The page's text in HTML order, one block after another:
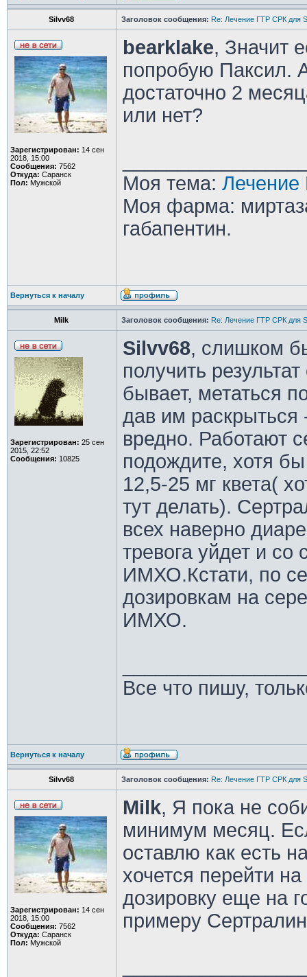
Silvv68 Заголовок сообщения: Re: Лечение ГТР СРК для
Зарегистрирован: 14 сен
2018, 15:00
Сообщения: 7562
Откуда: Саранск
Пол: Мужской
bearklake, Значит
попробую Паксил.
достаточно 2
или нет?
Моя тема:
Моя фарма:
габапентин.
Вернуться к началу
Milk Заголовок сообщения: Re: Лечение ГТР СРК для
Зарегистрирован: 25 сен
2015, 22:52
Сообщения: 10825
Silvv68, слишком
получить
бывает, метаться
дав им раскрыться
вредно. Работают
подождите, хотя
12,5-25 мг квета(
тут делать).
всех наверно
тревога уйдет и со
ИМХО.Кстати, по
дозировкам на
ИМХО.
Все что пишу,
Вернуться к началу
Silvv68 Заголовок сообщения: Re: Лечение ГТР СРК для
Зарегистрирован: 14 сен
2018, 15:00
Сообщения: 7562
Откуда: Саранск
Пол: Мужской
Milk, Я пока не
минимум месяц.
оставлю как есть
хочется перейти
дозировку еще на
примеру